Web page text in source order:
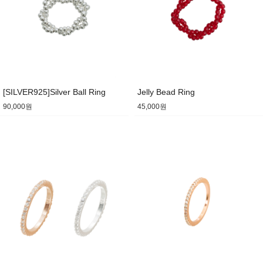
[SILVER925]Silver Ball Ring
90,000원
Jelly Bead Ring
45,000원